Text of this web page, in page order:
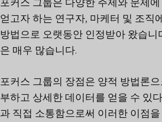
포커스 그룹은 다양한 주제와 문제
얻고자 하는 연구자, 마케터 및 조직
방법으로 오랫동안 인정받아 왔습니
은 매우 많습니다.
포커스 그룹의 장점은 양적 방법론
부하고 상세한 데이터를 얻을 수 있
과 직접 소통함으로써 이러한 이점